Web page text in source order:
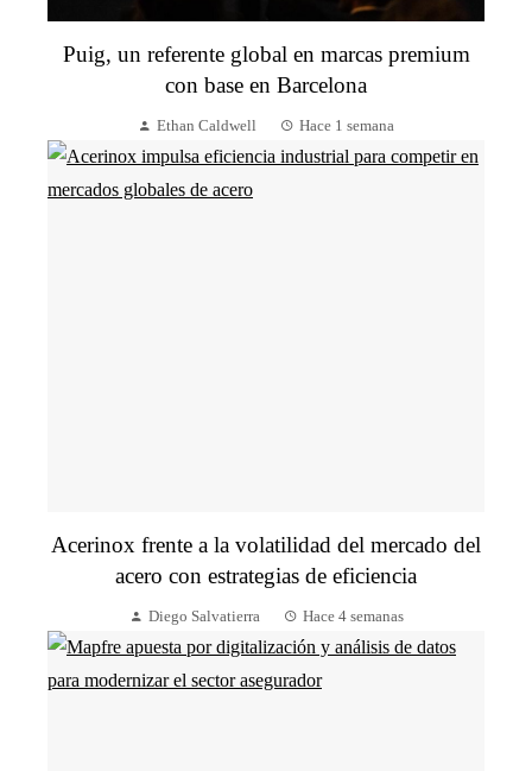
Puig, un referente global en marcas premium
con base en Barcelona
Ethan Caldwell Hace 1 semana
Acerinox frente a la volatilidad del mercado del
acero con estrategias de eficiencia
Diego Salvatierra Hace 4 semanas